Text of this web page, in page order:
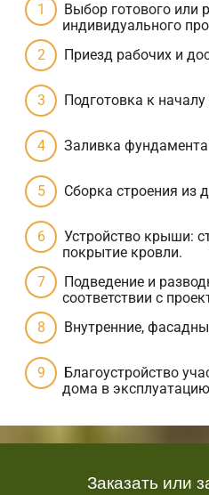
Выбор готового или
индивидуального
Приезд рабочих и
Подготовка к началу
Заливка
Сборка строения из
Устройство крыши:
покрытие кровли.
Подведение и
соответствии с
Внутренние,
Благоустройство
дома в
Заказать или